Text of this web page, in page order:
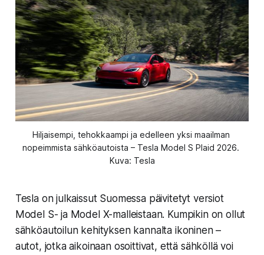
Hiljaisempi, tehokkaampi ja edelleen yksi maailman
nopeimmista sähköautoista – Tesla Model S Plaid 2026.
Kuva: Tesla
Tesla on julkaissut Suomessa päivitetyt versiot
Model S- ja Model X-malleistaan. Kumpikin on ollut
sähköautoilun kehityksen kannalta ikoninen –
autot, jotka aikoinaan osoittivat, että sähköllä voi